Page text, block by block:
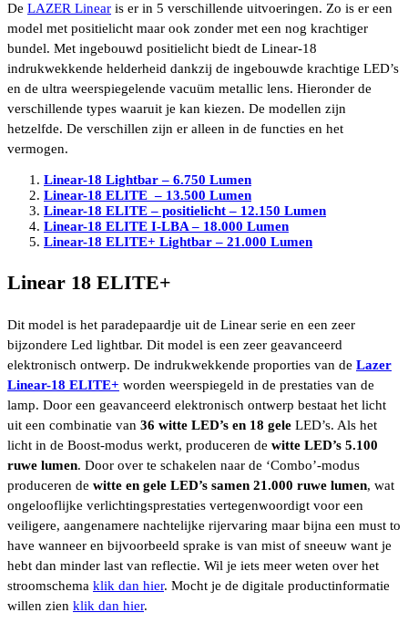
De LAZER Linear is er in 5 verschillende uitvoeringen. Zo is er een
model met positielicht maar ook zonder met een nog krachtiger
bundel. Met ingebouwd positielicht biedt de Linear-18
indrukwekkende helderheid dankzij de ingebouwde krachtige LED’s
en de ultra weerspiegelende vacuüm metallic lens. Hieronder de
verschillende types waaruit je kan kiezen. De modellen zijn
hetzelfde. De verschillen zijn er alleen in de functies en het
vermogen.
Linear-18 Lightbar – 6.750 Lumen
Linear-18 ELITE – 13.500 Lumen
Linear-18 ELITE – positielicht – 12.150 Lumen
Linear-18 ELITE I-LBA – 18.000 Lumen
Linear-18 ELITE+ Lightbar – 21.000 Lumen
Linear 18 ELITE+
Dit model is het paradepaardje uit de Linear serie en een zeer
bijzondere Led lightbar. Dit model is een zeer geavanceerd
elektronisch ontwerp. De indrukwekkende proporties van de Lazer
Linear-18 ELITE+ worden weerspiegeld in de prestaties van de
lamp. Door een geavanceerd elektronisch ontwerp bestaat het licht
uit een combinatie van 36 witte LED’s en 18 gele LED’s. Als het
licht in de Boost-modus werkt, produceren de witte LED’s 5.100
ruwe lumen. Door over te schakelen naar de ‘Combo’-modus
produceren de witte en gele LED’s samen 21.000 ruwe lumen, wat
ongelooflijke verlichtingsprestaties vertegenwoordigt voor een
veiligere, aangenamere nachtelijke rijervaring maar bijna een must to
have wanneer en bijvoorbeeld sprake is van mist of sneeuw want je
hebt dan minder last van reflectie. Wil je iets meer weten over het
stroomschema klik dan hier. Mocht je de digitale productinformatie
willen zien klik dan hier.